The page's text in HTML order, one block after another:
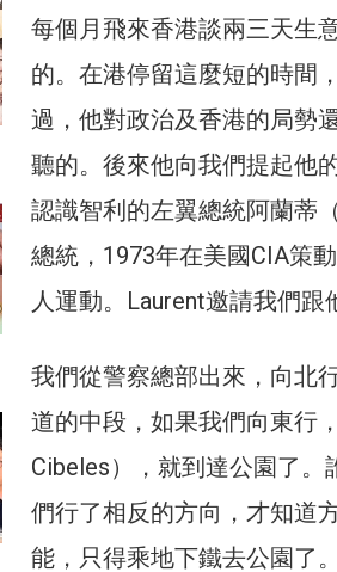
每個月飛來香港談兩三天生
的。在港停留這麼短的時間
過，他對政治及香港的局勢
聽的。後來他向我們提起他
認識智利的左翼總統阿蘭蒂
總統，1973年在美國CIA策
人運動。Laurent邀請我們跟
我們從警察總部出來，向北
道的中段，如果我們向東行
Cibeles），就到達公園了
們行了相反的方向，才知道
能，只得乘地下鐵去公園了。